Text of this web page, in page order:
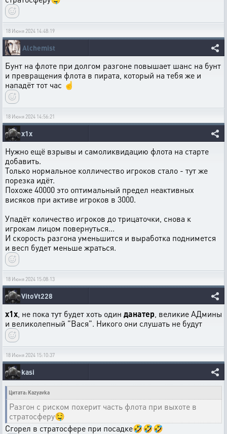
18 Июня 2024 14:48:19
Alchemist
Бунт на флоте при долгом разгоне повышает шанс на бунт
и превращения флота в пирата, который на тебя же и
нападёт тот час ☝️
18 Июня 2024 14:56:21
x1x
Нужно ещё взрывы и самоликвидацию флота на старте
добавить.
Только нормальное колличество игроков стало - тут же
порезка идёт.
Похоже 40000 это оптимальный предел неактивных
висяков при активе игроков в 3000.
Упадёт количество игроков до трицаточки, снова к
игрокам лицом повернуться...
И скорость разгона уменьшится и выработка поднимется
и весп будет меньше жраться.
18 Июня 2024 15:08:13
VitoVt228
x1x , не пока тут будет хоть один данатер , великие АДмины
и великолепный "Вася". Никого они слушать не будут
18 Июня 2024 15:10:37
kasi
Цитата: Kazyavka
Разгон с риском похерит часть флота при выхоте в
стратосферу🤤
Сгорел в стратосфере при посадке🤣🤣🤣